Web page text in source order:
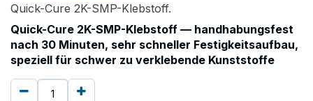
Quick-Cure 2K-SMP-Klebstoff.
Quick-Cure 2K-SMP-Klebstoff — handhabungsfest
nach 30 Minuten, sehr schneller Festigkeitsaufbau,
speziell für schwer zu verklebende Kunststoffe